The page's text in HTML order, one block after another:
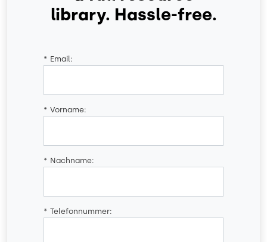
library. Hassle-free.
* Email:
* Vorname:
* Nachname:
* Telefonnummer: